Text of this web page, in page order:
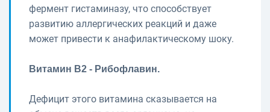
фермент гистаминазу, что способствует
развитию аллергических реакций и даже
может привести к анафилактическому шоку.
Витамин В2 - Рибофлавин.
Дефицит этого витамина сказывается на